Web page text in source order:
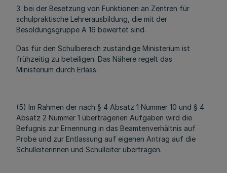
3. bei der Besetzung von Funktionen an Zentren für
schulpraktische Lehrerausbildung, die mit der
Besoldungsgruppe A 16 bewertet sind.
Das für den Schulbereich zuständige Ministerium ist
frühzeitig zu beteiligen. Das Nähere regelt das
Ministerium durch Erlass.
(5) Im Rahmen der nach § 4 Absatz 1 Nummer 10 und § 4
Absatz 2 Nummer 1 übertragenen Aufgaben wird die
Befugnis zur Ernennung in das Beamtenverhältnis auf
Probe und zur Entlassung auf eigenen Antrag auf die
Schulleiterinnen und Schulleiter übertragen.